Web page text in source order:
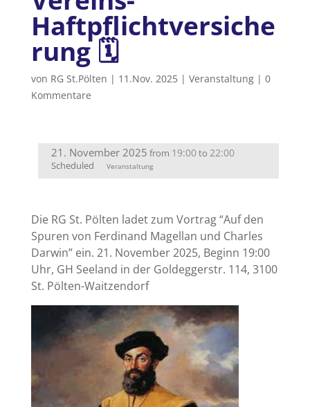
Haftpflichtversiche
rung 🗓
von RG St.Pölten | 11.Nov. 2025| Veranstaltung| 0
Kommentare
21. November 2025 from 19:00to 22:00
Scheduled Veranstaltung
Die RG St. Pölten ladet zum Vortrag “Auf den
Spuren von Ferdinand Magellan und Charles
Darwin” ein. 21. November 2025, Beginn 19:00
Uhr, GH Seeland in der Goldeggerstr. 114, 3100
St. Pölten-Waitzendorf